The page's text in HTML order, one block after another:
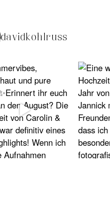
davidkohlruss